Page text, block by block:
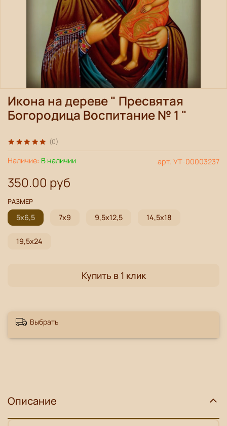
(0)
арт. УТ-00003237
Наличие: В наличии
Икона на дереве " Пресвятая
Богородица Воспитание № 1 "
350.00 руб
Купить в 1 клик
РАЗМЕР
5х6,5 7х9 9,5х12,5 14,5х18
19,5х24
Выбрать
Описание